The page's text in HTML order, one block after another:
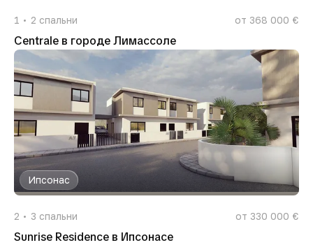
1 2 спальни от 368 000 €
Centrale в городе Лимассоле
Ипсонас
2 3 спальни от 330 000 €
Sunrise Residence в Ипсонасе